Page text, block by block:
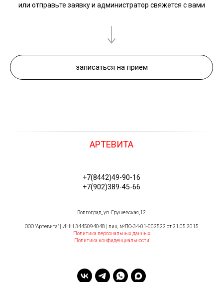
или отправьте заявку и администратор свяжется с вами
записаться на прием
АРТЕВИТА
+7(8442)49-90-16
+7(902)389-45-66
Волгоград, ул. Грушевская,12
ООО "Артевита" | ИНН 3445094048 | лиц. №ЛО-34-01-002522 от 21.05.2015
Политика персональных данных
Политика конфиденциальности